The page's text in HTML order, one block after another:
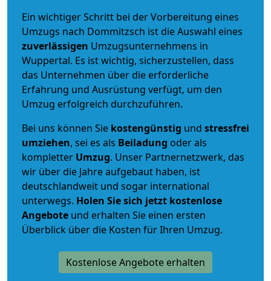
Ein wichtiger Schritt bei der Vorbereitung eines
Umzugs nach Dommitzsch ist die Auswahl eines
zuverlässigen Umzugsunternehmens in
Wuppertal. Es ist wichtig, sicherzustellen, dass
das Unternehmen über die erforderliche
Erfahrung und Ausrüstung verfügt, um den
Umzug erfolgreich durchzuführen.
Bei uns können Sie kostengünstig und stressfrei
umziehen, sei es als Beiladung oder als
kompletter Umzug. Unser Partnernetzwerk, das
wir über die Jahre aufgebaut haben, ist
deutschlandweit und sogar international
unterwegs. Holen Sie sich jetzt kostenlose
Angebote und erhalten Sie einen ersten
Überblick über die Kosten für Ihren Umzug.
Kostenlose Angebote erhalten